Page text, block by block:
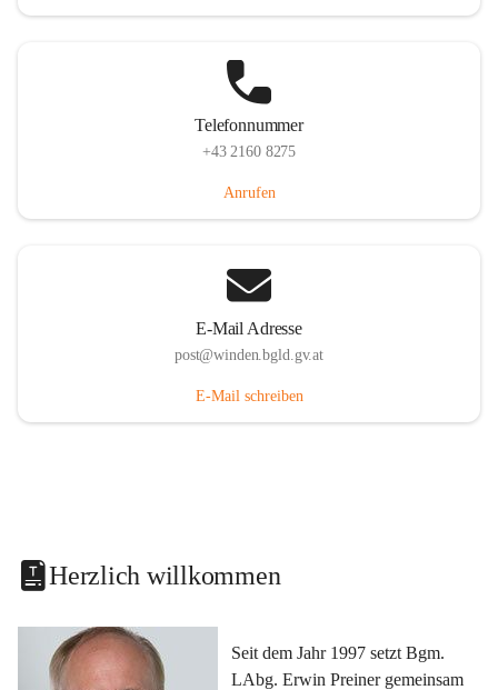
Telefonnummer
+43 2160 8275
Anrufen
E-Mail Adresse
post@winden.bgld.gv.at
E-Mail schreiben
Herzlich willkommen
Seit dem Jahr 1997 setzt Bgm.
LAbg. Erwin Preiner gemeinsam